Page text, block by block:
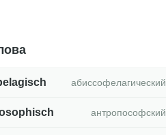
абиссофелагический
антропософский